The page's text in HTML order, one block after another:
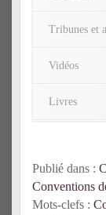
Tribunes et
Vidéos
Livres
Publié dans :
Conventions
Mots-clefs :